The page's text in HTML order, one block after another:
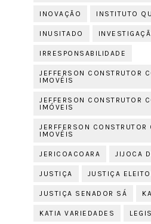
INOVAÇÃO INSTITUTO
INUSITADO
IRRESPONSABILIDADE
JEFFERSON CONSTRUTOR
IMOVÉIS
JEFFERSON CONSTRUTOR
IMÓVEIS
JERFFERSON CONSTRUTOR
IMOVÉIS
JERICOACOARA JIJOCA
JUSTIÇA JUSTIÇA
JUSTIÇA SENADOR SÁ
KATIA VARIEDADES